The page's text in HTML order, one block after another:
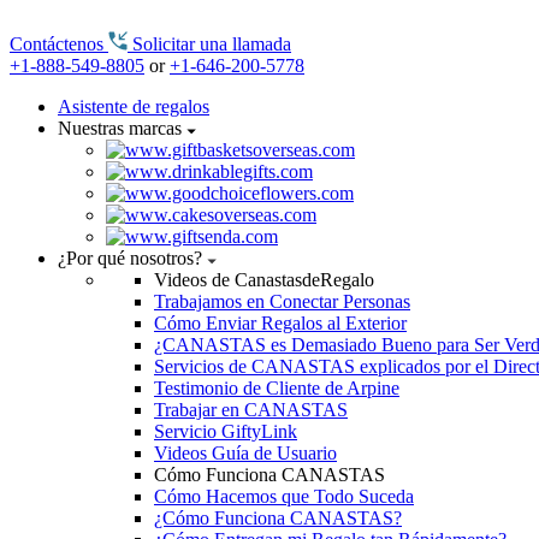
Contáctenos
Solicitar una llamada
+1-888-549-8805 or+1-646-200-5778
Asistente de regalos
Nuestras marcas
¿Por qué nosotros?
Videos de CanastasdeRegalo
Trabajamos en Conectar Personas
Cómo Enviar Regalos al Exterior
¿CANASTAS es Demasiado Bueno para Ser
Servicios de CANASTAS explicados por el
Testimonio de Cliente de Arpine
Trabajar en CANASTAS
Servicio GiftyLink
Videos Guía de Usuario
Cómo Funciona CANASTAS
Cómo Hacemos que Todo Suceda
¿Cómo Funciona CANASTAS?